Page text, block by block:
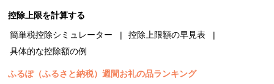
控除上限を計算する
簡単税控除シミュレーター
控除上限額の早見表
具体的な控除額の例
ふるぽ（ふるさと納税）週間お礼の品ランキング